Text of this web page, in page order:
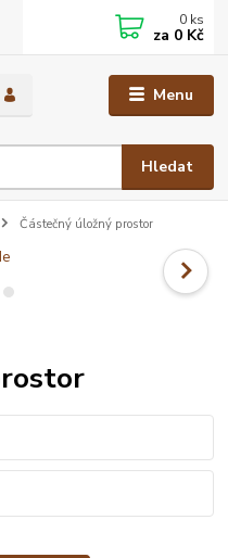
Menu
Hledat
0 ks
za 0 Kč
Částečný úložný prostor